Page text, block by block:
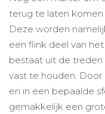
terug te laten komen
Deze worden
een flink deel van
bestaat uit de treden
vast te houden. Door
en in een bepaalde
gemakkelijk een